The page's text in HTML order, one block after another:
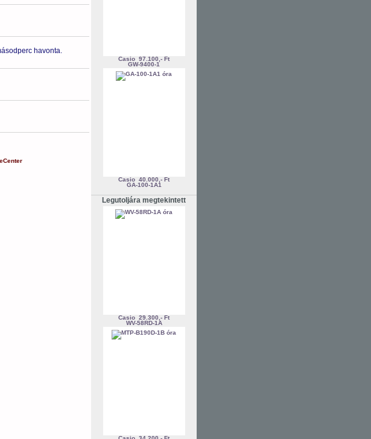
havonta.
Casio 97.100,- Ft
GW-9400-1
Casio 40.000,- Ft
GA-100-1A1
Legutoljára megtekintett
Casio 29.300,- Ft
WV-58RD-1A